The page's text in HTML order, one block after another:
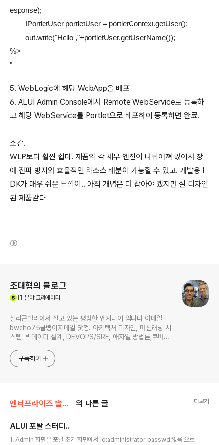
esponse);
IPortletUser portletUser = portletContext.getUser();
out.write("Hello ,"+portletUser.getUserName());
%>
"
5. WebLogic에 해당 WebApp을 배포
6. ALUI Admin Console에서 Remote WebService로 등록하
고 해당 WebService를 Portlet으로 배포하여 등록하면 완료.
소감.
WLP보다 훨씬 쉽다. 제품의 각 세부 엔진이 나뉘어져 있어서 장
애 전파 방지와 효율적인 리소스 배분이 가능할 수 있고. 개발용 I
DK가 매우 쉬운 느낌이.. 아직 개념은 더 잡아야 겠지만 잘 디자인
된 제품같다.
조대협의 블로그
IT 분야 크리에이터
실리콘밸리에서 살고 있는 평범한 엔지니어 입니다 이메일-
bwcho75골뱅이지메일 닷컴. 아키텍처 디자인, 머신러닝 시
스템, 빅데이터 설계, DEVOPS/SRE, 애자일 방법론,쿠버네
한 기술 멘토링과 강의 진행합니다. Linkedin :
https://www.linkedin.com/in/terrycho75/
구독하기
엔터프라이즈 솔루션/포탈 의 다른 글 더보기
ALUI 포탈 스터디..
1. Admin 화면은 포탈 초기 화면에서 id:administrator passwd:없음 으로